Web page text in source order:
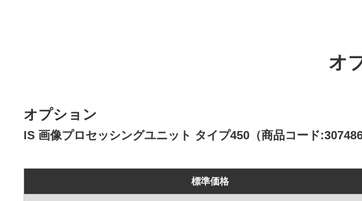
オ
オプション
IS 画像プロセッシングユニット タイプ450（商品コード
標準価格